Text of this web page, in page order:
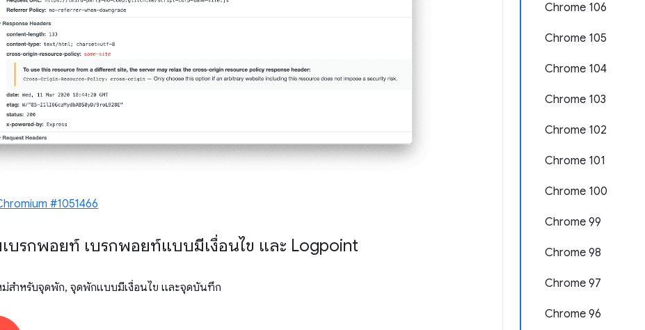
Chrome 106
Chrome 105
Chrome 104
Chrome 103
Chrome 102
Chrome 101
Chrome 100
Chrome 99
Chrome 98
Chrome 97
Chrome 96
#1051466
บรกพอยท์ เบรกพอยท์แบบมีเงื่อนไข และ Logpoint
สำหรับจุดพัก, จุดพักแบบมีเงื่อนไข และจุดบันทึก